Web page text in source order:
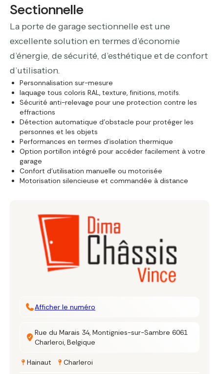
Sectionnelle
La porte de garage sectionnelle est une
excellente solution en termes d’économie
d’énergie, de sécurité, d’esthétique et de confort
d’utilisation.
Personnalisation sur-mesure
laquage tous coloris RAL, texture, finitions, motifs.
Sécurité anti-relevage pour une protection contre les
effractions
Détection automatique d’obstacle pour protéger les
personnes et les objets
Performances en termes d’isolation thermique
Option portillon intégré pour accéder facilement à votre
garage
Confort d’utilisation manuelle ou motorisée
Motorisation silencieuse et commandée à distance
Afficher le numéro
Rue du Marais 34, Montignies-sur-Sambre 6061
Charleroi, Belgique
Hainaut Charleroi